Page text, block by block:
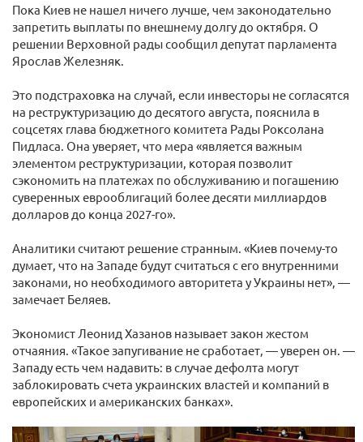
Пока Киев не нашел ничего лучше, чем законодательно
запретить выплаты по внешнему долгу до октября. О
решении Верховной рады сообщил депутат парламента
Ярослав Железняк.
Это подстраховка на случай, если инвесторы не согласятся
на реструктуризацию до десятого августа, пояснила в
соцсетях глава бюджетного комитета Рады Роксолана
Пидласа. Она уверяет, что мера «является важным
элементом реструктуризации, которая позволит
сэкономить на платежах по обслуживанию и погашению
суверенных еврооблигаций более десяти миллиардов
долларов до конца 2027-го».
Аналитики считают решение странным. «Киев почему-то
думает, что на Западе будут считаться с его внутренними
законами, но необходимого авторитета у Украины нет», —
замечает Беляев.
Экономист Леонид Хазанов называет закон жестом
отчаяния. «Такое запугивание не сработает, — уверен он. —
Западу есть чем надавить: в случае дефолта могут
заблокировать счета украинских властей и компаний в
европейских и американских банках».